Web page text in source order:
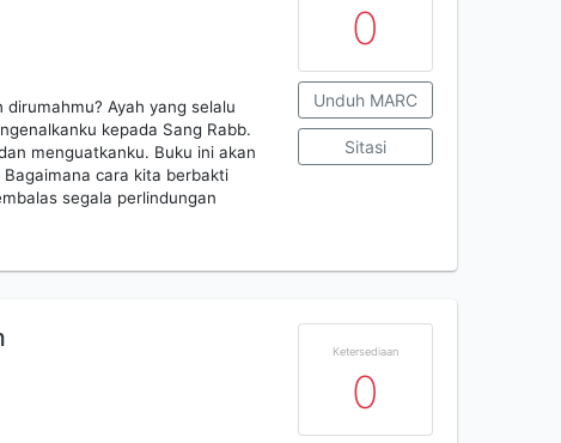
Ayah yang selalu
kepada Sang Rabb.
menguatkanku. Buku ini akan
cara kita berbakti
segala perlindungan
0
Unduh MARC
Sitasi
Ketersediaan
0